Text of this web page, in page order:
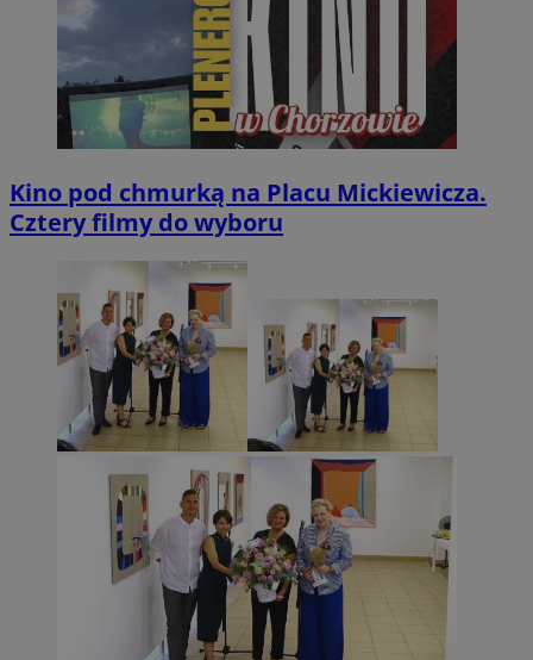
Kino pod chmurką na Placu Mickiewicza.
Cztery filmy do wyboru